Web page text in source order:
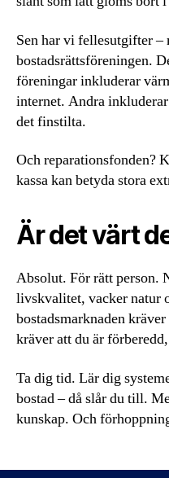
Sen har vi fellesutgifter
bostadsrättsföreningen.
föreningar inkluderar
internet. Andra
det finstilta.
Och reparationsfonden?
kassa kan betyda stora
Är det värt
Absolut. För rätt person.
livskvalitet, vacker natur
bostadsmarknaden
kräver att du är
Ta dig tid. Lär dig
bostad – då slår du till.
kunskap. Och